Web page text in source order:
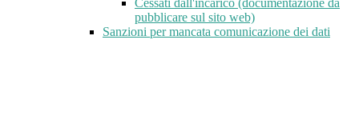
Cessati dall'incarico (documentazione da
pubblicare sul sito web)
Sanzioni per mancata comunicazione dei dati